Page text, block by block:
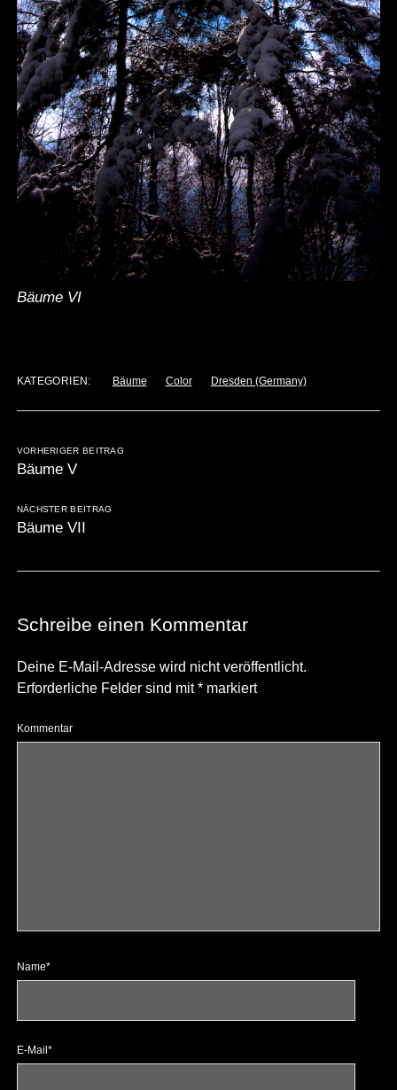
Bäume VI
KATEGORIEN: Bäume Color Dresden (Germany)
VORHERIGER BEITRAG
Bäume V
NÄCHSTER BEITRAG
Bäume VII
Schreibe einen Kommentar
Deine E-Mail-Adresse wird nicht veröffentlicht.
Erforderliche Felder sind mit*markiert
Kommentar
Name*
E-Mail*